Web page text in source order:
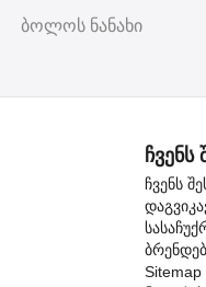
ბოლოს ნანახი
ჩვენს
ჩვენს
Sitemap